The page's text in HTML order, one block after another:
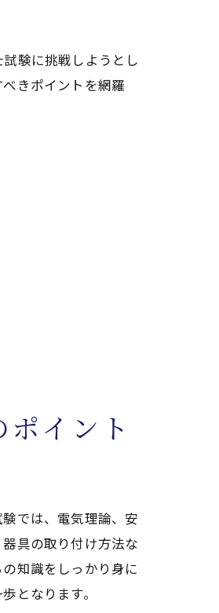
験に挑戦しようとし
きポイントを網羅
イント
では、電気理論、安
具の取り付け方法な
知識をしっかり身に
となります。